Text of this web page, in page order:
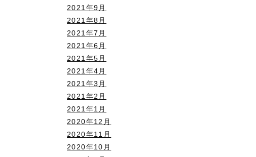
2021年9月
2021年8月
2021年7月
2021年6月
2021年5月
2021年4月
2021年3月
2021年2月
2021年1月
2020年12月
2020年11月
2020年10月